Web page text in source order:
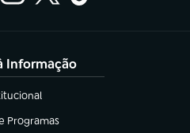
Informação
em nova aba)
Programas
nova aba)